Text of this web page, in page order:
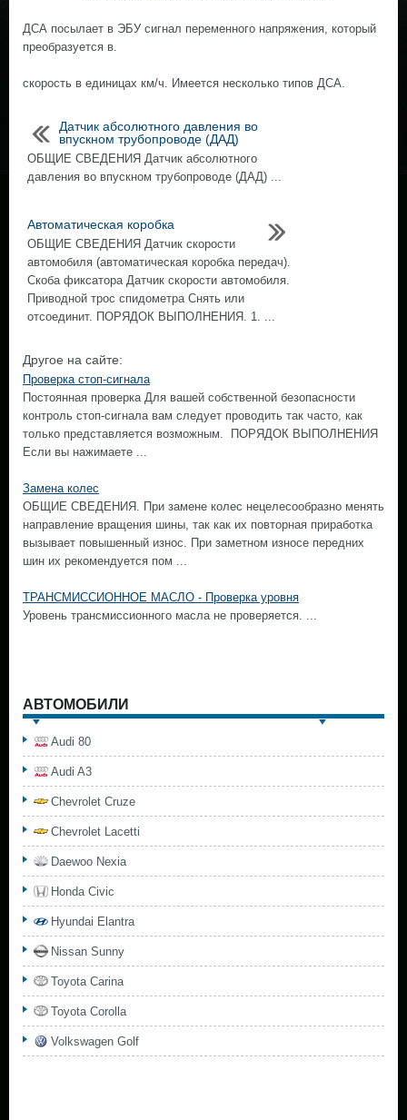
ДСА посылает в ЭБУ сигнал переменного напряжения, который
преобразуется в.
скорость в единицах км/ч. Имеется несколько типов ДСА.
Датчик абсолютного давления во
впускном трубопроводе (ДАД)
ОБЩИЕ СВЕДЕНИЯ Датчик абсолютного
давления во впускном трубопроводе (ДАД) ...
Автоматическая коробка
ОБЩИЕ СВЕДЕНИЯ Датчик скорости
автомобиля (автоматическая коробка передач).
Скоба фиксатора Датчик скорости автомобиля.
Приводной трос спидометра Снять или
отсоединит. ПОРЯДОК ВЫПОЛНЕНИЯ. 1. ...
Другое на сайте:
Проверка стоп-сигнала
Постоянная проверка Для вашей собственной безопасности
контроль стоп-сигнала вам следует проводить так часто, как
только представляется возможным. ПОРЯДОК ВЫПОЛНЕНИЯ
Если вы нажимаете ...
Замена колес
ОБЩИЕ СВЕДЕНИЯ. При замене колес нецелесообразно менять
направление вращения шины, так как их повторная приработка
вызывает повышенный износ. При заметном износе передних
шин их рекомендуется пом ...
ТРАНСМИССИОННОЕ МАСЛО - Проверка уровня
Уровень трансмиссионного масла не проверяется. ...
АВТОМОБИЛИ
Audi 80
Audi A3
Chevrolet Cruze
Chevrolet Lacetti
Daewoo Nexia
Honda Civic
Hyundai Elantra
Nissan Sunny
Toyota Carina
Toyota Corolla
Volkswagen Golf